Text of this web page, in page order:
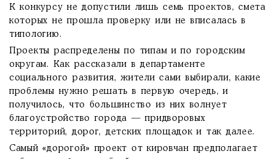
К конкурсу не допустили лишь семь проектов, смета
которых не прошла проверку или не вписалась в
типологию.
Проекты распределены по типам и по городским
округам. Как рассказали в департаменте
социального развития, жители сами выбирали, какие
проблемы нужно решать в первую очередь, и
получилось, что большинство из них волнует
благоустройство города — придворовых
территорий, дорог, детских площадок и так далее.
Самый «дорогой» проект от кировчан предполагает